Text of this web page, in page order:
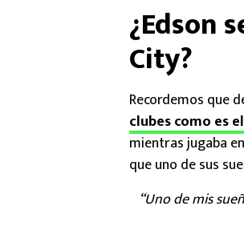
¿Edson
City?
Recordemos que
clubes como es
mientras jugaba
que uno de sus
“Uno de mis